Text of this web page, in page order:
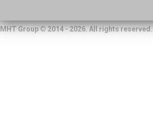
MHT Group © 2014 - 2026. All rights reserved.